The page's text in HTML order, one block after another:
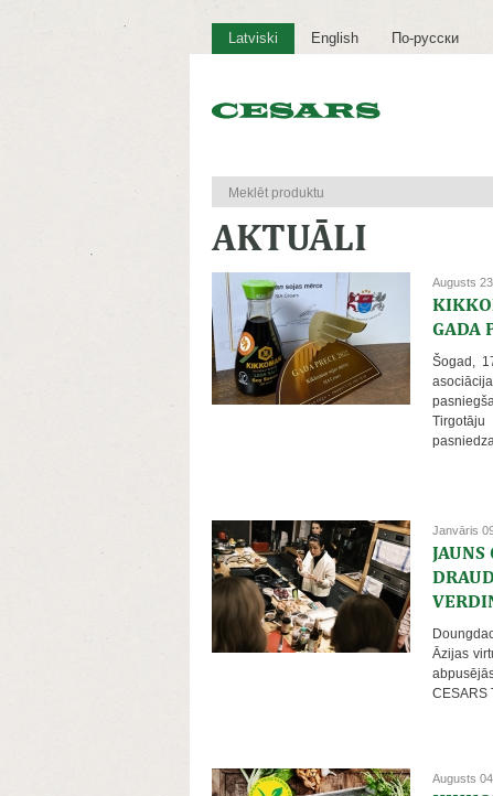
Latviski English По-русски
AKTUĀLI
Augusts
GADA
Šogad,
Janvāris
JAUNS
Āzijas
CESARS
Augusts